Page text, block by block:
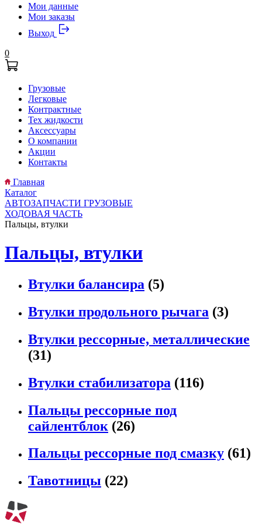
Мои данные
Мои заказы
Выход
0
Грузовые
Легковые
Контрактные
Тех жидкости
Аксессуары
О компании
Акции
Контакты
Главная
Каталог
АВТОЗАПЧАСТИ ГРУЗОВЫЕ
ХОДОВАЯ ЧАСТЬ
Пальцы, втулки
Пальцы, втулки
Втулки балансира (5)
Втулки продольного рычага (3)
Втулки рессорные, металлические
(31)
Втулки стабилизатора (116)
Пальцы рессорные под
сайлентблок (26)
Пальцы рессорные под смазку (61)
Тавотницы (22)